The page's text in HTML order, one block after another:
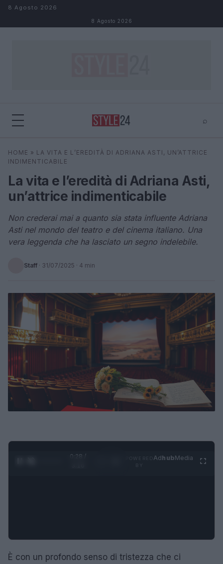
Salta al contenuto
8 Agosto 2026
8 Agosto 2026
⌕
Cerca ⌕ ×
HOME » LA VITA E L’EREDITÀ DI ADRIANA ASTI, UN’ATTRICE
INDIMENTICABILE
La vita e l’eredità di Adriana Asti,
un’attrice indimenticabile
Non crederai mai a quanto sia stata influente Adriana
Asti nel mondo del teatro e del cinema italiano. Una
vera leggenda che ha lasciato un segno indelebile.
Staff · 31/07/2025 · 4 min
0:29 /
AdhubMedia
È con un profondo senso di tristezza che ci